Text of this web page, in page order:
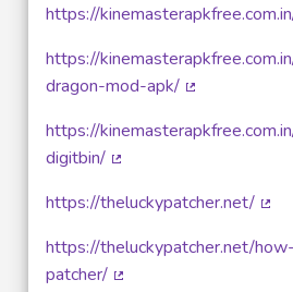
https://
https://
dragon-mod-apk/
https://
digitbin/
https://theluckypatcher.net/
https://theluckypatcher.net/
patcher/